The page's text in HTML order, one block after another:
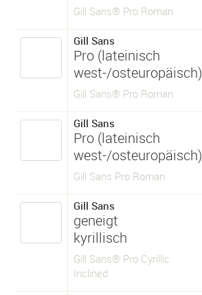
Gill Sans® Pro Roman
Gill Sans
Pro (lateinisch
west-/osteuropäisch)
Gill Sans® Pro Roman
Gill Sans
Pro (lateinisch
west-/osteuropäisch)
Gill Sans Pro Roman
Gill Sans
geneigt
kyrillisch
Gill Sans® Pro Cyrillic
Inclined